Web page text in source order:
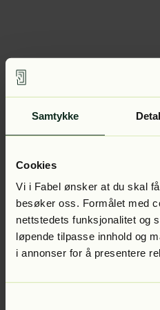
Samtykke
Cookies
Vi i Fabel ønsker at du skal
besøker oss. Formålet med
nettstedets funksjonalitet og
løpende tilpasse innhold og
i annonser for å presentere